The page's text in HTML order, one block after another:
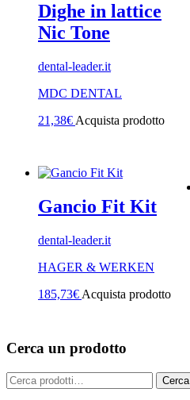
Dighe in lattice
Nic Tone
dental-leader.it
MDC DENTAL
21,38€ Acquista prodotto
Gancio Fit Kit
dental-leader.it
HAGER & WERKEN
185,73€ Acquista prodotto
Cerca un prodotto
Cerca: Cerca